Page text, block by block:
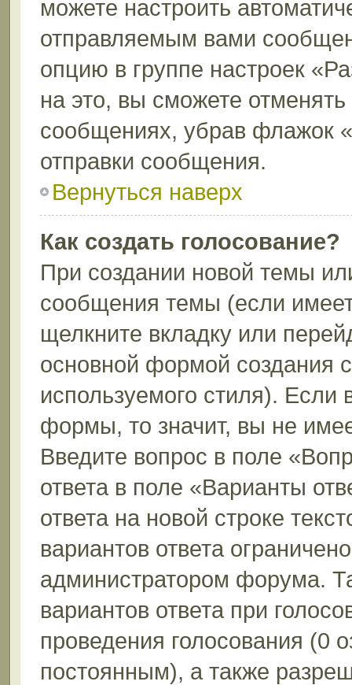
можете настроить
отправляемым вами
опцию в группе настроек
на это, вы сможете
сообщениях, убрав флажок
отправки сообщения.
Вернуться наверх
Как создать голосование?
При создании новой темы
сообщения темы (если
щелкните вкладку или
основной формой создания
используемого стиля). Если
формы, то значит, вы не
Введите вопрос в поле
ответа в поле «Варианты
ответа на новой строке
вариантов ответа
администратором форума.
вариантов ответа при
проведения голосования (0
постоянным), а также